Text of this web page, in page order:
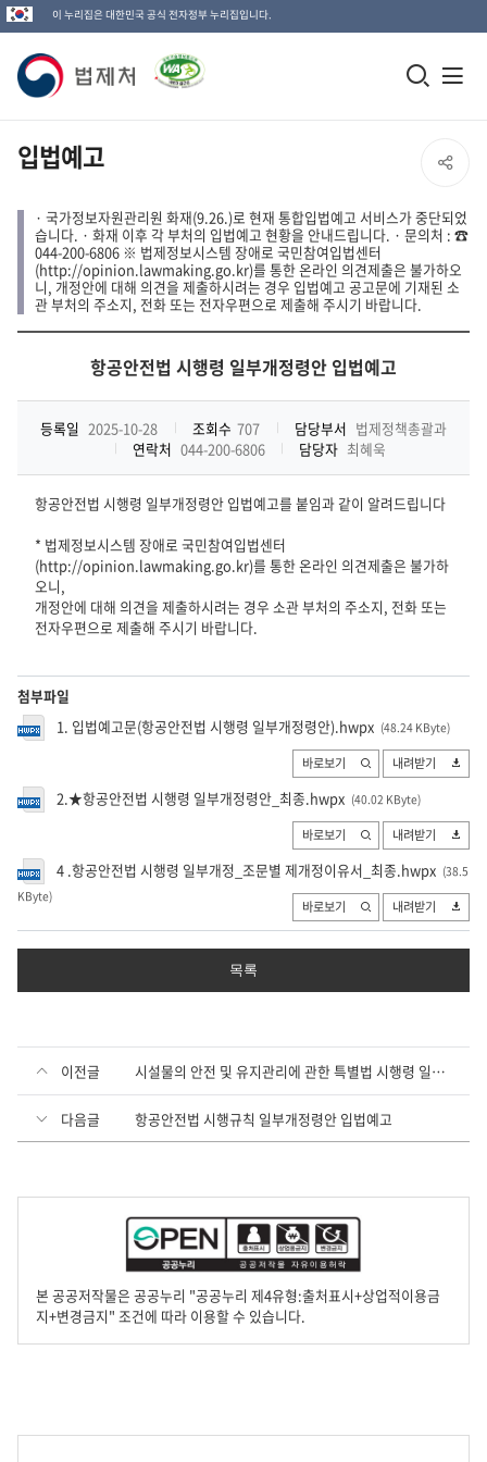
이 누리집은 대한민국 공식 전자정부 누리집입니다.
법
제
처
고
모
색
창
열
기
입법예고
· 국가정보자원관리원 화재(9.26.)로 현재 통합입법예고 서비스가 중단되었
습니다. · 화재 이후 각 부처의 입법예고 현황을 안내드립니다. · 문의처 : ☎
044-200-6806 ※ 법제정보시스템 장애로 국민참여입법센터
(http://opinion.lawmaking.go.kr)를 통한 온라인 의견제출은 불가하오
니, 개정안에 대해 의견을 제출하시려는 경우 입법예고 공고문에 기재된 소
관 부처의 주소지, 전화 또는 전자우편으로 제출해 주시기 바랍니다.
SNS
공
전
항공안전법 시행령 일부개정령안 입법예고
등록일 2025-10-28 조회수 707 담당부서 법제정책총괄과
연락처 044-200-6806 담당자 최혜욱
항공안전법 시행령 일부개정령안 입법예고를 붙임과 같이 알려드립니다
* 법제정보시스템 장애로 국민참여입법센터
(http://opinion.lawmaking.go.kr)를 통한 온라인 의견제출은 불가하
오니,
개정안에 대해 의견을 제출하시려는 경우 소관 부처의 주소지, 전화 또는
전자우편으로 제출해 주시기 바랍니다.
첨부파일
1. 입법예고문(항공안전법 시행령 일부개정령안).hwpx (48.24 KByte)
바로보기 내려받기
2.★항공안전법 시행령 일부개정령안_최종.hwpx (40.02 KByte)
바로보기 내려받기
4 .항공안전법 시행령 일부개정_조문별 제개정이유서_최종.hwpx (38.5
KByte)
바로보기 내려받기
목록
이전글 시설물의 안전 및 유지관리에 관한 특별법 시행령 일부개정령안 입법예고
다음글 항공안전법 시행규칙 일부개정령안 입법예고
본 공공저작물은 공공누리 "공공누리 제4유형:출처표시+상업적이용금
지+변경금지" 조건에 따라 이용할 수 있습니다.